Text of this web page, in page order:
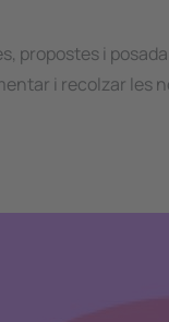
propostes i
i recolzar les